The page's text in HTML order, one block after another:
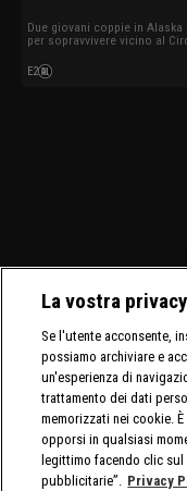
Due giovani coppie in Alaska
per sopravvivere vicino al
soluzioni audaci per
clima più estremo.
E2
La vostra
Se l'utente acconsente,
possiamo archiviare e
un'esperienza di
trattamento dei dati
memorizzati nei cookie.
opporsi in qualsiasi
legittimo facendo clic
pubblicitarie”. Privacy